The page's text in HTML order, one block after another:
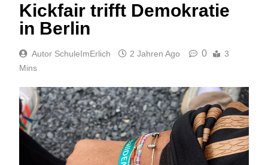
Kickfair trifft Demokratie
in Berlin
Autor SchuleImErlich 2 Jahren Ago 0
3
Mins